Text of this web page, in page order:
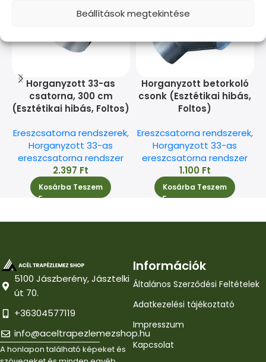
Beállítások megtekintése
Horganyzott 33-as
csatorna, 300 cm
(Esztétikai hibás, Foltos)
Ereszcsatorna rendszerek,
Horganyzott 33-as
ereszcsatorna rendszer
2.397 Ft
Kosárba Teszem
Horganyzott betorkoló
csonk (Esztétikai hibás,
Foltos)
Ereszcsatorna rendszerek,
Horganyzott 33-as
ereszcsatorna rendszer
1.100 Ft
Kosárba Teszem
5100 Jászberény, Jásztelki
út 70.
+36304577119
info@aceltrapezlemezshop.hu
A honlapon található képeket és
Információk
Általános Szerződési Feltételek
Adatkezelési tájékoztató
Impresszum
Kapcsolat